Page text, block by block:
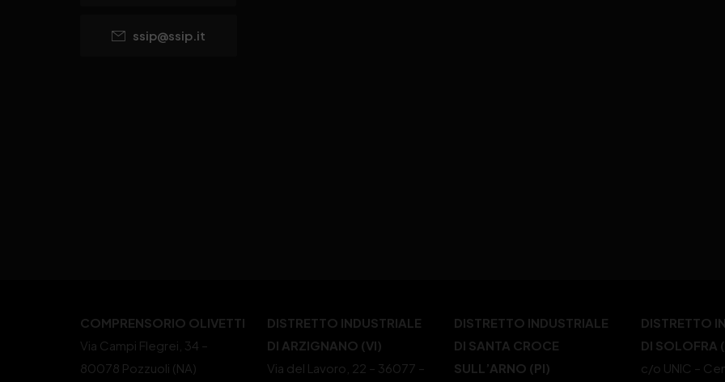
ssip@ssip.it
COMPRENSORIO OLIVETTI
Via Campi Flegrei, 34 –
80078 Pozzuoli (NA)
DISTRETTO INDUSTRIALE
DI ARZIGNANO (VI)
Via del Lavoro, 22 – 36077 –
DISTRETTO INDUSTRIALE
DI SANTA CROCE
SULL’ARNO (PI)
DISTRETTO
DI SOLOFRA
c/o UNIC –